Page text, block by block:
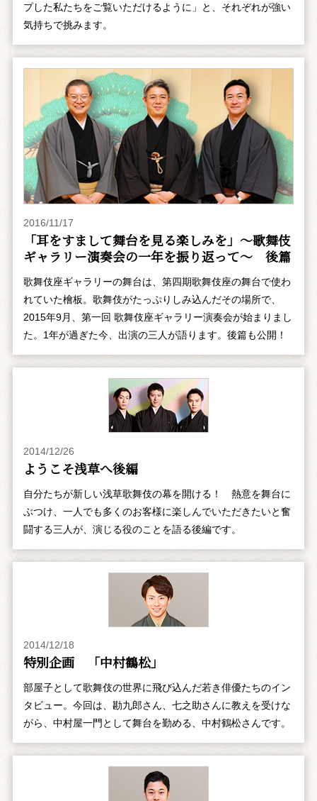
プした私たちをご覧いただけるように」と、それぞれが強い
気持ちで挑みます。
2016/11/17
「耳をすまして舞台を見る楽しみを」～歌舞伎
ギャラリー演奏会の一年を振り返って～ 後篇
歌舞伎座ギャラリーの舞台は、第四期歌舞伎座の舞台で使わ
れていた檜板。歌舞伎がたっぷりしみ込んだその場所で、
2015年9月、第一回 歌舞伎座ギャラリー演奏会が始まりまし
た。1年が過ぎた今、出演の三人が語ります。後篇も公開！
2014/12/26
ようこそ浅草へ――後編
自分たちが新しい浅草歌舞伎の幕を開ける！ 熱意を舞台に
ぶつけ、一人でも多くのお客様に楽しんでいただきたいと奮
闘する三人が、演じる役のことを語る後編です。
2014/12/18
特別企画 「中村鶴松」
部屋子として歌舞伎の世界に飛び込んだ若き俳優たちのイン
タビュー。今回は、勘九郎さん、七之助さんに教えを受けな
がら、中村屋一門として舞台を勤める、中村鶴松さんです。